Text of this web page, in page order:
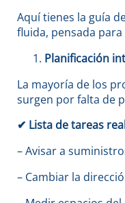
Aquí tienes la guía
fluida, pensada
Planificación
La mayoría de los
surgen por falta de
✔ Lista de tareas
– Avisar a
– Cambiar la